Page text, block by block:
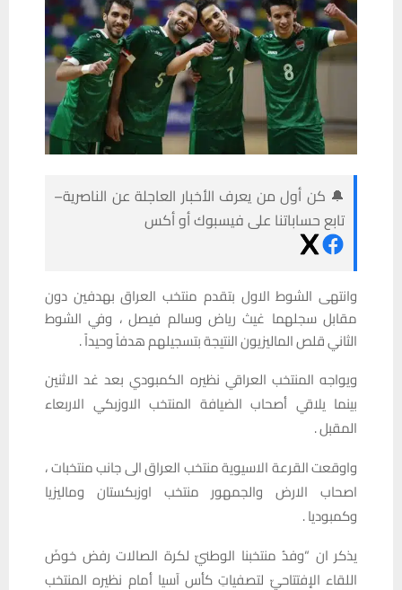
🔔 كن أول من يعرف الأخبار العاجلة عن الناصرية–
تابع حساباتنا على فيسبوك أو أكس
وانتهى الشوط الاول بتقدم منتخب العراق بهدفين دون
مقابل سجلهما غيث رياض وسالم فيصل ، وفي الشوط
الثاني قلص الماليزيون النتيجة بتسجيلهم هدفاً وحيداً .
ويواجه المنتخب العراقي نظيره الكمبودي بعد غد الاثنين
بينما يلاقي أصحاب الضيافة المنتخب الاوزبكي الاربعاء
المقبل .
واوقعت القرعة الاسيوية منتخب العراق الى جانب منتخبات ،
اصحاب الارض والجمهور منتخب اوزبكستان وماليزيا
وكمبوديا .
يذكر ان “وفدُ منتخبنا الوطنيّ لكرة الصالات رفض خوضَ
اللقاء الإفتتاحيّ لتصفياتِ كأس آسيا أمام نظيره المنتخب